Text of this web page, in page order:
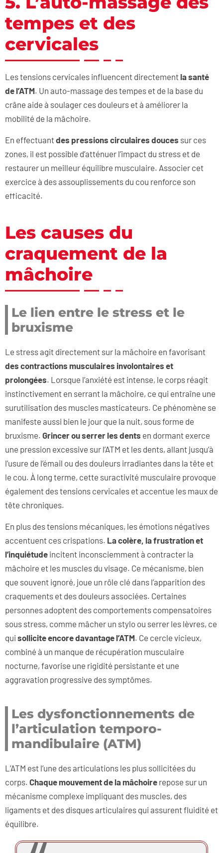
tempes et des
cervicales
Les tensions cervicales influencent directement la santé
de l’ATM. Un auto-massage des tempes et de la base du
crâne aide à soulager ces douleurs et à améliorer la
mobilité de la mâchoire.
En effectuantdes pressions circulaires douces sur ces
zones, il est possible d’atténuer l’impact du stress et de
restaurer un meilleur équilibre musculaire. Associer cet
exercice à des assouplissements du cou renforce son
efficacité.
Les causes du
craquement de la
mâchoire
Le lien entre le stress et le
bruxisme
Le stress agit directement sur la mâchoire en favorisant
des contractions musculaires involontaires et
prolongées. Lorsque l’anxiété est intense, le corps réagit
instinctivement en serrant la mâchoire, ce qui entraîne une
surutilisation des muscles masticateurs. Ce phénomène se
manifeste aussi bien le jour que la nuit, sous forme de
bruxisme. Grincer ou serrer les dents en dormant exerce
une pression excessive sur l’ATM et les dents, allant jusqu’à
l’usure de l’émail ou des douleurs irradiantes dans la tête et
le cou. À long terme, cette suractivité musculaire provoque
également des tensions cervicales et accentue les maux de
tête chroniques.
En plus des tensions mécaniques, les émotions négatives
accentuent ces crispations. La colère, la frustration et
l’inquiétude incitent inconsciemment à contracter la
mâchoire et les muscles du visage. Ce mécanisme, bien
que souvent ignoré, joue un rôle clé dans l’apparition des
craquements et des douleurs associées. Certaines
personnes adoptent des comportements compensatoires
sous stress, comme mâcher un stylo ou serrer les lèvres, ce
qui sollicite encore davantage l’ATM. Ce cercle vicieux,
combiné à un manque de récupération musculaire
nocturne, favorise une rigidité persistante et une
aggravation progressive des symptômes.
Les dysfonctionnements de
l’articulation temporo-
mandibulaire (ATM)
L’ATM est l’une des articulations les plus sollicitées du
corps. Chaque mouvement de la mâchoire repose sur un
mécanisme complexe impliquant des muscles, des
ligaments et des disques articulaires qui assurent fluidité et
équilibre.